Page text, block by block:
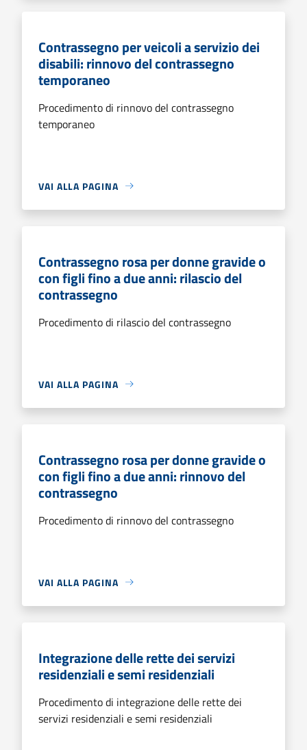
Contrassegno per veicoli a servizio dei
disabili: rinnovo del contrassegno
temporaneo
Procedimento di rinnovo del contrassegno
temporaneo
VAI ALLA PAGINA
Contrassegno rosa per donne gravide o
con figli fino a due anni: rilascio del
contrassegno
Procedimento di rilascio del contrassegno
VAI ALLA PAGINA
Contrassegno rosa per donne gravide o
con figli fino a due anni: rinnovo del
contrassegno
Procedimento di rinnovo del contrassegno
VAI ALLA PAGINA
Integrazione delle rette dei servizi
residenziali e semi residenziali
Procedimento di integrazione delle rette dei
servizi residenziali e semi residenziali